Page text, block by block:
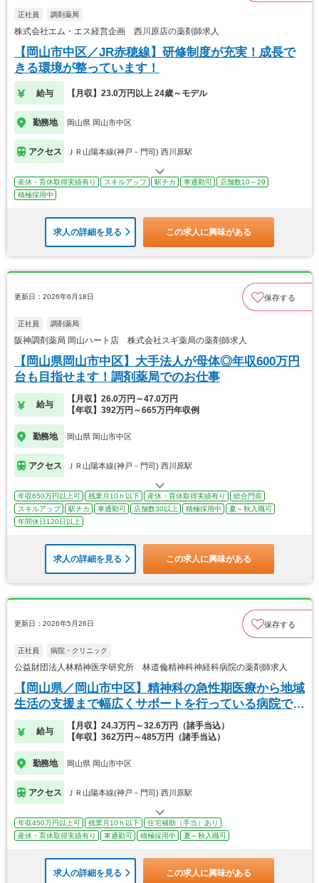
正社員 調剤薬局
株式会社エム・エス経営企画 西川原店の薬剤師求人
【岡山市中区／JR赤穂線】研修制度が充実！成長で
きる環境が整っています！
給与 【月収】23.0万円以上 24歳～モデル
勤務地 岡山県 岡山市中区
アクセス ＪＲ山陽本線(神戸－門司) 西川原駅
産休・育休取得実績有り スキルアップ 駅チカ 車通勤可
店舗数10～29
積極採用中
求人の詳細を見る この求人に興味がある
更新日：2026年6月18日 保存する
正社員 調剤薬局
阪神調剤薬局 岡山ハート店 株式会社スギ薬局の薬剤師求人
【岡山県岡山市中区】大手法人が母体◎年収600万円
台も目指せます！調剤薬局でのお仕事
給与
【月収】26.0万円～47.0万円
【年収】392万円～665万円年収例
勤務地 岡山県 岡山市中区
アクセス ＪＲ山陽本線(神戸－門司) 西川原駅
年収650万円以上可 残業月10ｈ以下 産休・育休取得実績有り
総合門前
スキルアップ
駅チカ 車通勤可 店舗数30以上 積極採用中
夏～秋入職可
年間休日120日以上
求人の詳細を見る この求人に興味がある
更新日：2026年5月26日 保存する
正社員 病院・クリニック
公益財団法人林精神医学研究所 林道倫精神科神経科病院の薬剤師求人
【岡山県／岡山市中区】精神科の急性期医療から地域
生活の支援まで幅広くサポートを行っている病院で
す。
給与
【月収】24.3万円～32.6万円（諸手当込）
【年収】362万円～485万円（諸手当込）
勤務地 岡山県 岡山市中区
アクセス ＪＲ山陽本線(神戸－門司) 西川原駅
年収450万円以上可 残業月10ｈ以下
住宅補助（手当）あり
産休・育休取得実績有り
車通勤可 積極採用中 夏～秋入職可
求人の詳細を見る この求人に興味がある